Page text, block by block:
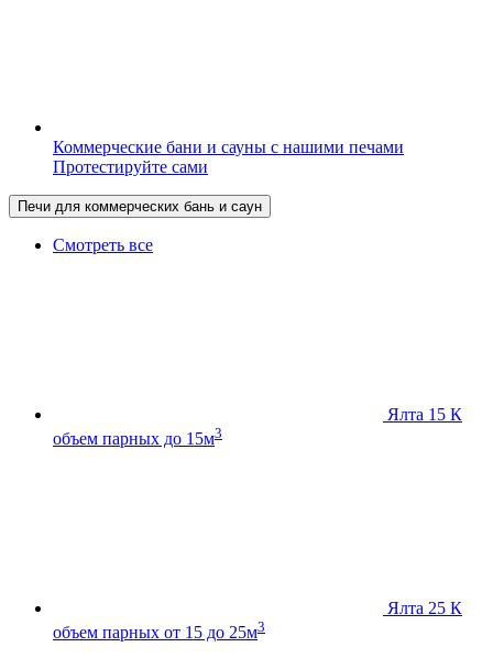
Коммерческие бани и сауны с нашими печами
Протестируйте сами
Печи для коммерческих бань и саун
Смотреть все
Ялта 15 К
объем парных до 15м3
Ялта 25 К
объем парных от 15 до 25м3